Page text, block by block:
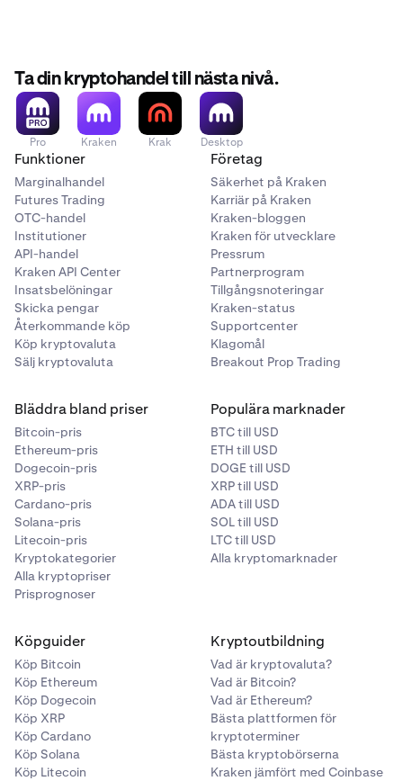
Ta din kryptohandel till nästa nivå.
Pro Kraken Krak Desktop
Funktioner
Marginalhandel
Futures Trading
OTC-handel
Institutioner
API-handel
Kraken API Center
Insatsbelöningar
Skicka pengar
Återkommande köp
Köp kryptovaluta
Sälj kryptovaluta
Företag
Säkerhet på Kraken
Karriär på Kraken
Kraken-bloggen
Kraken för utvecklare
Pressrum
Partnerprogram
Tillgångsnoteringar
Kraken-status
Supportcenter
Klagomål
Breakout Prop Trading
Bläddra bland priser
Bitcoin-pris
Ethereum-pris
Dogecoin-pris
XRP-pris
Cardano-pris
Solana-pris
Litecoin-pris
Kryptokategorier
Alla kryptopriser
Prisprognoser
Populära marknader
BTC till USD
ETH till USD
DOGE till USD
XRP till USD
ADA till USD
SOL till USD
LTC till USD
Alla kryptomarknader
Köpguider
Köp Bitcoin
Köp Ethereum
Köp Dogecoin
Köp XRP
Köp Cardano
Köp Solana
Köp Litecoin
Kryptoutbildning
Vad är kryptovaluta?
Vad är Bitcoin?
Vad är Ethereum?
Bästa plattformen för
kryptoterminer
Bästa kryptobörserna
Kraken jämfört med Coinbase